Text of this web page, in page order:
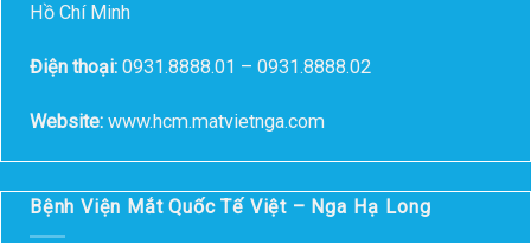
Hồ Chí Minh
Điện thoại: 0931.8888.01 – 0931.8888.02
Website: www.hcm.matvietnga.com
Bệnh Viện Mắt Quốc Tế Việt – Nga Hạ Long